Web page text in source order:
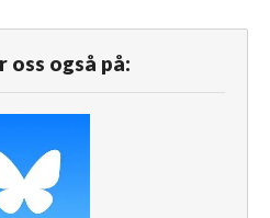
oss også på: